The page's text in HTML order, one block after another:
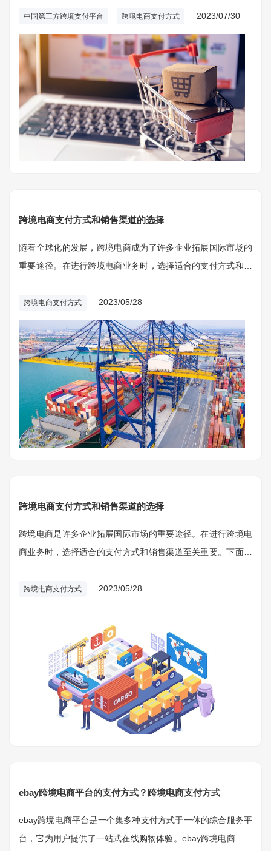
在这种情况下，及时更新我们的支付方式是非常重要的，以保
障支付的顺利进行和账户的安全性。
中国第三方跨境支付平台 跨境电商支付方式 2023/07/30
跨境电商支付方式和销售渠道的选择
随着全球化的发展，跨境电商成为了许多企业拓展国际市场的
重要途径。在进行跨境电商业务时，选择适合的支付方式和销
销售渠道，并探讨如何有效地在跨境电商中销售产品。
跨境电商支付方式 2023/05/28
跨境电商支付方式和销售渠道的选择
跨境电商是许多企业拓展国际市场的重要途径。在进行跨境电
商业务时，选择适合的支付方式和销售渠道至关重要。下面小
效地在跨境电商中销售产品。
跨境电商支付方式 2023/05/28
ebay跨境电商平台的支付方式？跨境电商支付方式
ebay跨境电商平台是一个集多种支付方式于一体的综合服务平
台，它为用户提供了一站式在线购物体验。ebay跨境电商平台